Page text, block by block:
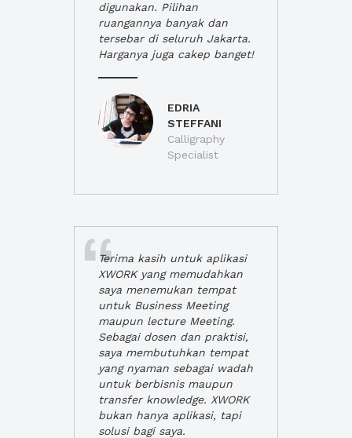
digunakan. Pilihan
ruangannya banyak dan
tersebar di seluruh Jakarta.
Harganya juga cakep banget!
EDRIA
STEFFANI
Calligraphy
Specialist
Terima kasih untuk aplikasi
XWORK yang memudahkan
saya menemukan tempat
untuk Business Meeting
maupun lecture Meeting.
Sebagai dosen dan praktisi,
saya membutuhkan tempat
yang nyaman sebagai wadah
untuk berbisnis maupun
transfer knowledge. XWORK
bukan hanya aplikasi, tapi
solusi bagi saya.